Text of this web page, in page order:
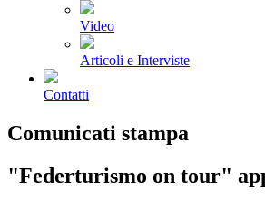
Video
Articoli e Interviste
Contatti
Comunicati stampa
"Federturismo on tour"